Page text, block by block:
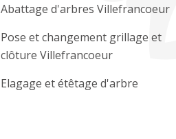
Abattage d'arbres Villefrancoeur
Pose et changement grillage et
clôture Villefrancoeur
Elagage et étêtage d'arbre